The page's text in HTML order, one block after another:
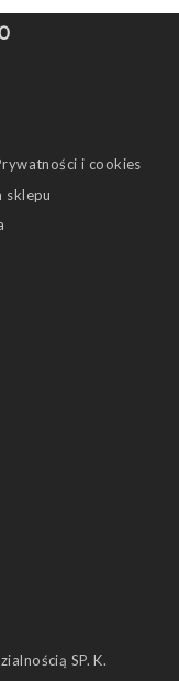
i cookies
sklepu
SP. K.